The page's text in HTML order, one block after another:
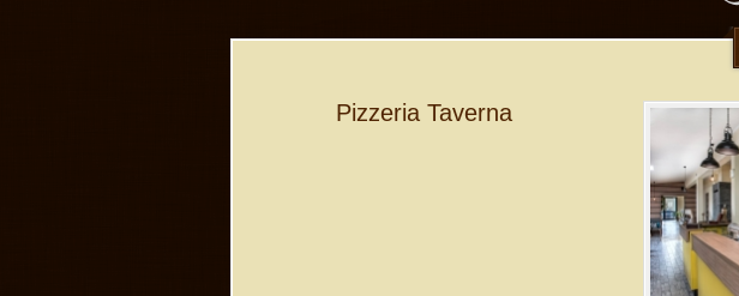
Pizzeria Taverna